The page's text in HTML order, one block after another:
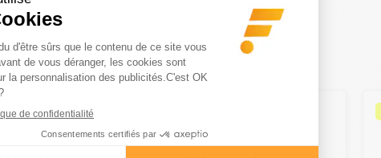
: BA20